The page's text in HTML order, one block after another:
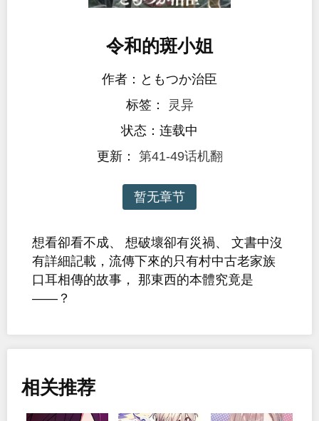
令和的斑小姐
作者：ともつか治臣
标签：
灵异
状态：连载中
更新： 第41-49话机翻
暂无章节
想看卻看不成、 想破壞卻有災禍、 文書中沒
有詳細記載，流傳下來的只有村中古老家族
口耳相傳的故事， 那東西的本體究竟是
——？
相关推荐